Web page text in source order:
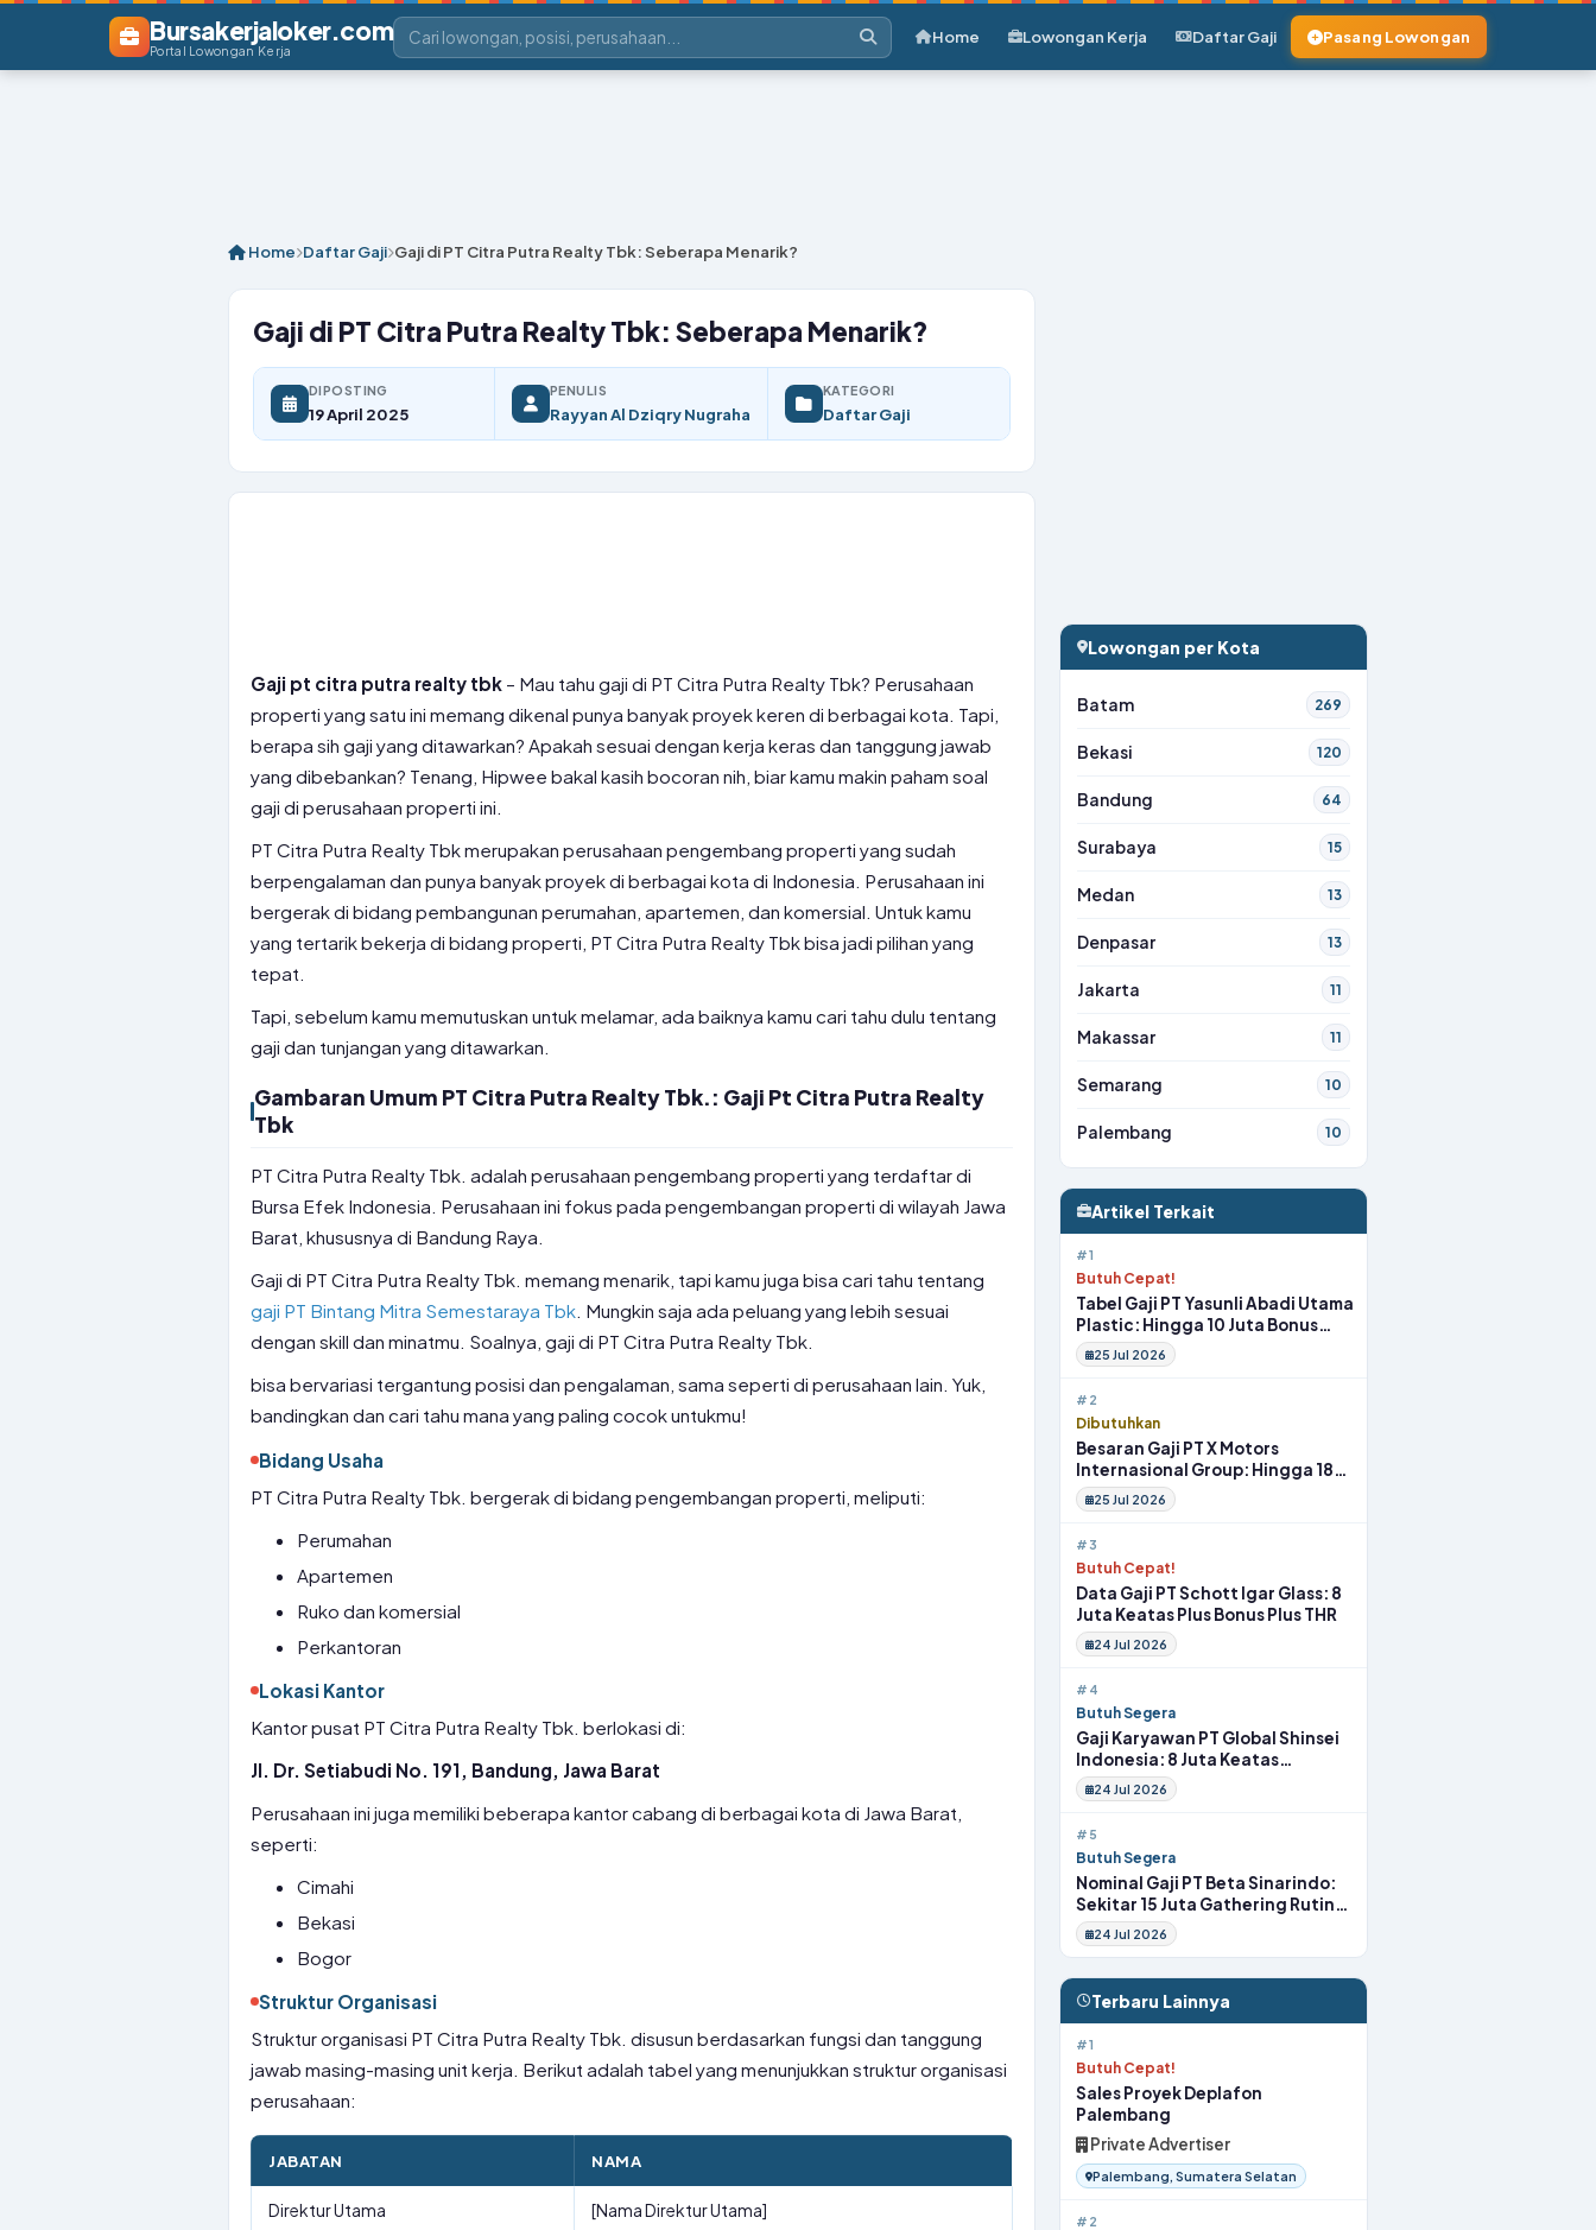
Bursakerjaloker.com
Portal Lowongan Kerja
Home Lowongan Kerja Daftar Gaji Pasang Lowongan
Home Daftar Gaji Gaji di PT Citra Putra Realty Tbk: Seberapa Menarik?
Gaji di PT Citra Putra Realty Tbk: Seberapa Menarik?
DIPOSTING
19 April 2025
PENULIS
Rayyan Al Dziqry Nugraha
KATEGORI
Daftar Gaji
Gaji pt citra putra realty tbk – Mau tahu gaji di PT Citra Putra Realty Tbk? Perusahaan
properti yang satu ini memang dikenal punya banyak proyek keren di berbagai kota. Tapi,
berapa sih gaji yang ditawarkan? Apakah sesuai dengan kerja keras dan tanggung jawab
yang dibebankan? Tenang, Hipwee bakal kasih bocoran nih, biar kamu makin paham soal
gaji di perusahaan properti ini.
PT Citra Putra Realty Tbk merupakan perusahaan pengembang properti yang sudah
berpengalaman dan punya banyak proyek di berbagai kota di Indonesia. Perusahaan ini
bergerak di bidang pembangunan perumahan, apartemen, dan komersial. Untuk kamu
yang tertarik bekerja di bidang properti, PT Citra Putra Realty Tbk bisa jadi pilihan yang
tepat.
Tapi, sebelum kamu memutuskan untuk melamar, ada baiknya kamu cari tahu dulu tentang
gaji dan tunjangan yang ditawarkan.
Gambaran Umum PT Citra Putra Realty Tbk.: Gaji Pt Citra Putra Realty
Tbk
PT Citra Putra Realty Tbk. adalah perusahaan pengembang properti yang terdaftar di
Bursa Efek Indonesia. Perusahaan ini fokus pada pengembangan properti di wilayah Jawa
Barat, khususnya di Bandung Raya.
Gaji di PT Citra Putra Realty Tbk. memang menarik, tapi kamu juga bisa cari tahu tentang
gaji PT Bintang Mitra Semestaraya Tbk . Mungkin saja ada peluang yang lebih sesuai
dengan skill dan minatmu. Soalnya, gaji di PT Citra Putra Realty Tbk.
bisa bervariasi tergantung posisi dan pengalaman, sama seperti di perusahaan lain. Yuk,
bandingkan dan cari tahu mana yang paling cocok untukmu!
Bidang Usaha
PT Citra Putra Realty Tbk. bergerak di bidang pengembangan properti, meliputi:
Perumahan
Apartemen
Ruko dan komersial
Perkantoran
Lokasi Kantor
Kantor pusat PT Citra Putra Realty Tbk. berlokasi di:
Jl. Dr. Setiabudi No. 191, Bandung, Jawa Barat
Perusahaan ini juga memiliki beberapa kantor cabang di berbagai kota di Jawa Barat,
seperti:
Cimahi
Bekasi
Bogor
Struktur Organisasi
Struktur organisasi PT Citra Putra Realty Tbk. disusun berdasarkan fungsi dan tanggung
jawab masing-masing unit kerja. Berikut adalah tabel yang menunjukkan struktur organisasi
perusahaan:
JABATAN NAMA
Direktur Utama [Nama Direktur Utama]
Lowongan per Kota
Batam 269
Bekasi 120
Bandung 64
Surabaya 15
Medan 13
Denpasar 13
Jakarta 11
Makassar 11
Semarang 10
Palembang 10
Artikel Terkait
#1
Butuh Cepat!
Tabel Gaji PT Yasunli Abadi Utama
Plastic: Hingga 10 Juta Bonus
Melimpah Lengkap Tunjangan
25 Jul 2026
#2
Dibutuhkan
Besaran Gaji PT X Motors
Internasional Group: Hingga 18
Juta Gym Membership Makan
Siang
25 Jul 2026
#3
Butuh Cepat!
Data Gaji PT Schott Igar Glass: 8
Juta Keatas Plus Bonus Plus THR
24 Jul 2026
#4
Butuh Segera
Gaji Karyawan PT Global Shinsei
Indonesia: 8 Juta Keatas
Tunjangan Komplit Uang
Transport
24 Jul 2026
#5
Butuh Segera
Nominal Gaji PT Beta Sinarindo:
Sekitar 15 Juta Gathering Rutin
Insentif Rutin
24 Jul 2026
Terbaru Lainnya
#1
Butuh Cepat!
Sales Proyek Deplafon
Palembang
Private Advertiser
Palembang, Sumatera Selatan
#2